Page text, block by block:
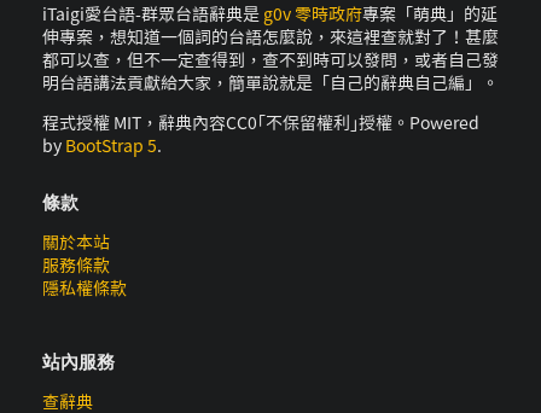
iTaigi愛台語-群眾台語辭典是 g0v 零時政府專案「萌典」的延
伸專案，想知道一個詞的台語怎麼說，來這裡查就對了！甚麼
都可以查，但不一定查得到，查不到時可以發問，或者自己發
明台語講法貢獻給大家，簡單說就是「自己的辭典自己編」。
程式授權 MIT，辭典內容CC0｢不保留權利｣授權。Powered
by BootStrap 5.
條款
關於本站
服務條款
隱私權條款
站內服務
查辭典